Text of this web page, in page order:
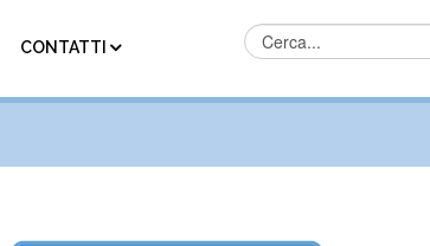
CONTATTI